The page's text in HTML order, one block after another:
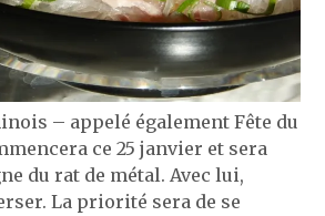
– appelé également Fête du
ce 25 janvier et sera
du rat de métal. Avec lui,
La priorité sera de se